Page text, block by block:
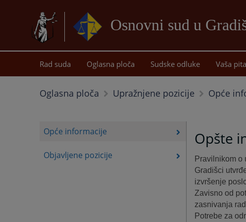
Osnovni sud u
Rad suda Oglasna ploča Sudske odluke Vaša
Oglasna ploča Upražnjene pozicije Opće
Opće informacije
Objavljene pozicije
Opšte
Pravilnikom o
Gradišci
izvršenje
Zavisno od
zasnivanja
Potrebe za